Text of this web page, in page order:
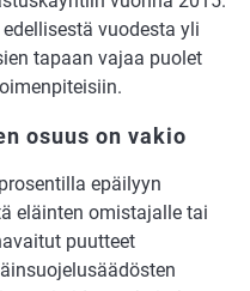
vuodesta yli
tapaan vajaa puolet
osuus on vakio
epäilyyn
eläinten omistajalle tai
puutteet